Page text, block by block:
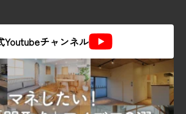
Youtubeチャンネル